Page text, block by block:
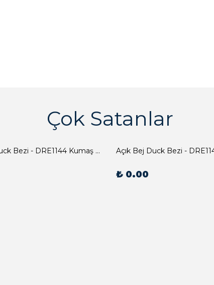
Çok Satanlar
Açık Bej Duck Bezi - DRE1144 Kumaş Peçete Açık Bej Duck Bezi -
₺ 0.00